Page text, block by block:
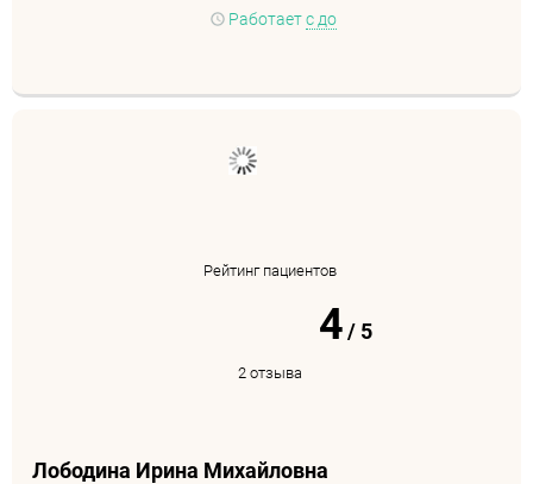
Работает с до
Рейтинг пациентов
4/5
2 отзыва
Лободина Ирина Михайловна